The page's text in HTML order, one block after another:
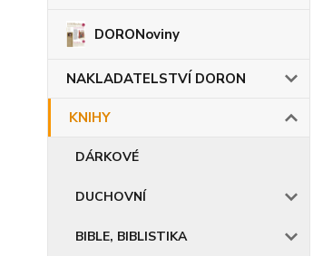
DORONoviny
NAKLADATELSTVÍ DORON
KNIHY
DÁRKOVÉ
DUCHOVNÍ
BIBLE, BIBLISTIKA